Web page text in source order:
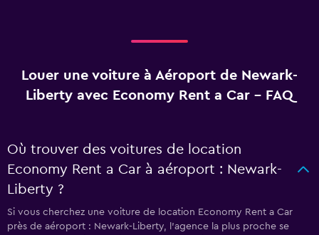
Louer une voiture à Aéroport de Newark-
Liberty avec Economy Rent a Car - FAQ
Où trouver des voitures de location
Economy Rent a Car à aéroport : Newark-
Liberty ?
Si vous cherchez une voiture de location Economy Rent a Car
près de aéroport : Newark-Liberty, l’agence la plus proche se